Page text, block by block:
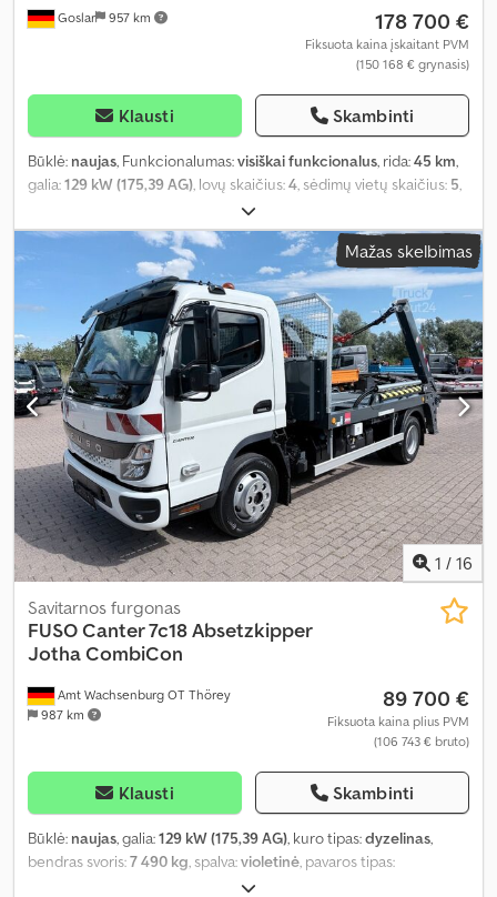
Goslar 957 km 178 700 €
Fiksuota kaina įskaitant PVM
(150 168 € grynasis)
Klausti Skambinti
Būklė: naujas, Funkcionalumas:visiškai funkcionalus, rida:45 km,
galia:129 kW (175,39 AG), lovų skaičius:4, sėdimų vietų skaičius: 5,
, pavaros tipas:
pirmoji registracija:12/2025, kita apžiūra (TÜV):12/2027, važiuoklės
, bendras ilgis: 6 540 mm, bendras plotis:2 200
, bendras aukštis:3 180 mm , ašių konfigūracija: 2 ašys, emisijos
klasė:
Euro 6e, kuro bako talpa:100 l, bendras svoris: 6 500 kg
didžiausias leistinas svoris:1 260 kg, vairuotojo vairo padėtis:kairė,
Įranga:ABS, Android Auto, Apple CarPlay, autonominis
šildytuvas, borto kompiuteris, centrinis užraktas, diferencialo
užraktas, dušas, imobilaizerio sistema, kruizo kontrolė,
nerūkantis automobilis, oro kondicionavimas, oro pagalvė, pilna
techninės priežiūros istorija, priekabos jungtis, priešrūkiniai
žibintai, saulės elektrinė, suodžių filtras, vairo stiprintuvas,
viengulė lova, virtuvė transporto priemonėje, visų sezonų
padangos, visų varančiųjų ratų pavara, vonios kambarys,
Mažas skelbimas
1 / 16
Amt Wachsenburg OT Thörey
987 km
Savitarnos furgonas
FUSOCanter 7c18 Absetzkipper
Jotha CombiCon
89 700 €
Fiksuota kaina plius PVM
(106 743 € bruto)
Klausti Skambinti
Būklė: naujas, galia:129 kW (175,39 AG), kuro tipas:dyzelinas,
bendras svoris:7 490 kg, spalva:violetinė, pavaros tipas:
Euro 6, sėdimų vietų skaičius: